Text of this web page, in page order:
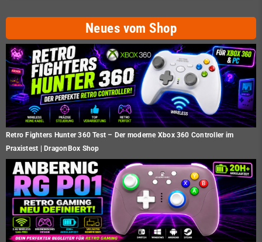
Neues vom Shop
Retro Fighters Hunter 360 Test – Der moderne Xbox 360 Controller im
Praxistest | DragonBox Shop